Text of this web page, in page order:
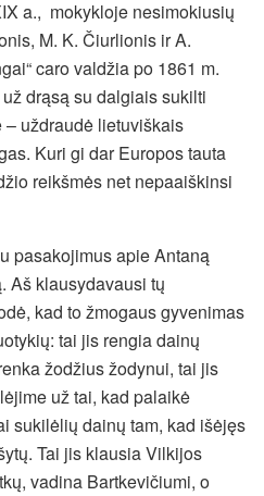
a., mokykloje nesimokiusių
M. K. Čiurlionis ir A.
caro valdžia po 1861 m.
drąsą su dalgiais sukilti
uždraudė lietuviškais
Kuri gi dar Europos tauta
reikšmės net nepaaiškinsi
pasakojimus apie Antaną
Aš klausydavausi tų
kad to žmogaus gyvenimas
tai jis rengia dainų
žodžius žodynui, tai jis
už tai, kad palaikė
sukilėlių dainų tam, kad išėjęs
Tai jis klausia Vilkijos
vadina Bartkevičiumi, o